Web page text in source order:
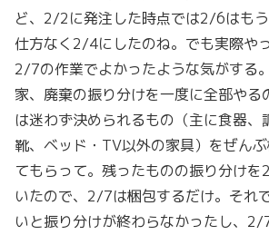
ど、2/2に発注した時点では2/6はも
仕方なく2/4にしたのね。でも実際や
2/7の作業でよかったような気がする
家、廃棄の振り分けを一度に全部や
は迷わず決められるもの（主に食器、
靴、ベッド・TV以外の家具）をぜん
てもらって。残ったものの振り分け
いたので、2/7は梱包するだけ。それ
いと振り分けが終わらなかったし、